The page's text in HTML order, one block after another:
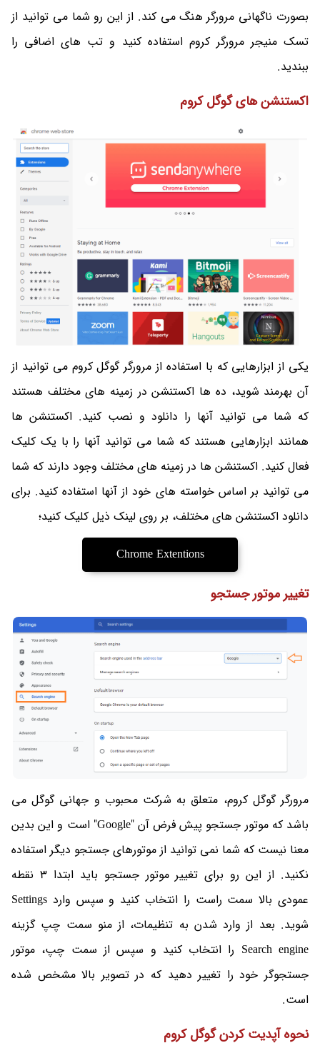
بصورت ناگهانی مرورگر هنگ می کند. از این رو شما می توانید از
تسک منیجر مرورگر کروم استفاده کنید و تب های اضافی را
ببندید.
اکستنشن های گوگل کروم
یکی از ابزارهایی که با استفاده از مرورگر گوگل کروم می توانید از
آن بهرمند شوید، ده ها اکستنشن در زمینه های مختلف هستند
که شما می توانید آنها را دانلود و نصب کنید. اکستنشن ها
همانند ابزارهایی هستند که شما می توانید آنها را با یک کلیک
فعال کنید. اکستنشن ها در زمینه های مختلف وجود دارند که شما
می توانید بر اساس خواسته های خود از آنها استفاده کنید. برای
دانلود اکستنشن های مختلف، بر روی لینک ذیل کلیک کنید؛
Chrome Extentions
تغییر موتور جستجو
مرورگر گوگل کروم، متعلق به شرکت محبوب و جهانی گوگل می
باشد که موتور جستجو پیش فرض آن "Google" است و این بدین
معنا نیست که شما نمی توانید از موتورهای جستجو دیگر استفاده
نکنید. از این رو برای تغییر موتور جستجو باید ابتدا 3 نقطه
عمودی بالا سمت راست را انتخاب کنید و سپس وارد Settings
شوید. بعد از وارد شدن به تنظیمات، از منو سمت چپ گزینه
Search engine را انتخاب کنید و سپس از سمت چپ، موتور
جستجوگر خود را تغییر دهید که در تصویر بالا مشخص شده
است.
نحوه آپدیت کردن گوگل کروم